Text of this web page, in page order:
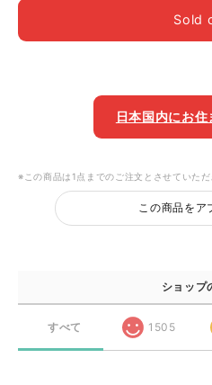
Sold
日本国内にお
※この商品は1点までのご注文とさせていただ
この商品をア
ショップ
すべて 1505